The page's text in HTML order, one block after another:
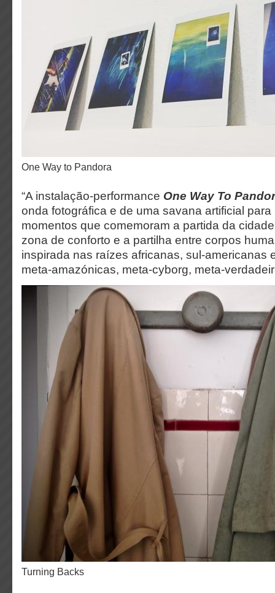
One Way to Pandora
“A instalação-performance One Way To
onda fotográfica e de uma savana artificial para
momentos que comemoram a partida da
zona de conforto e a partilha entre corpos
inspirada nas raízes africanas, sul-americanas
meta-amazónicas, meta-cyborg, meta-
Turning Backs